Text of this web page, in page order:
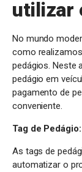
utilizar
No mundo
como
pedágios. Neste
pedágio em
pagamento de
conveniente.
Tag de
As tags de
automatizar o